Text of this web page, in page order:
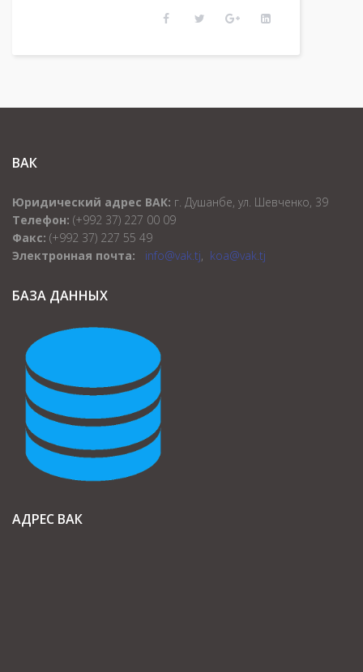
ВАК
Юридический адрес ВАК: г. Душанбе, ул. Шевченко, 39
Телефон: (+992 37) 227 00 09
Факс: (+992 37) 227 55 49
Электронная почта:
info@vak.tj, koa@vak.tj
БАЗА ДАННЫХ
АДРЕС ВАК